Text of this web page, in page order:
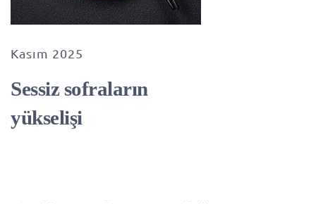
Kasım 2025
Sessiz sofraların
yükselişi